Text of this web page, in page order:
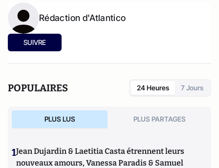
Rédaction d'Atlantico
SUIVRE
POPULAIRES 24 Heures 7 Jours
PLUS LUS PLUS PARTAGES
1Jean Dujardin & Laetitia Casta étrennent leurs
nouveaux amours, Vanessa Paradis & Samuel